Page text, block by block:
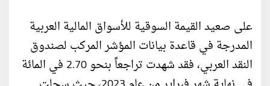
على صعيد القيمة السوقية للأسواق المالية العربية
المدرجة في قاعدة بيانات المؤشر المركب لصندوق
النقد العربي، فقد شهدت تراجعاً بنحو 2.70 في المائة